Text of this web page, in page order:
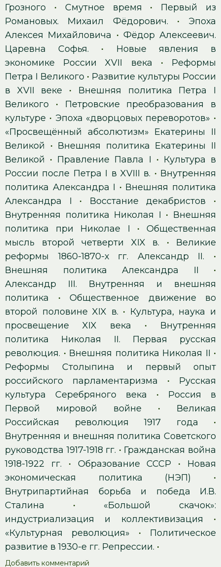
Грозного • Смутное время • Первый из
Романовых. Михаил Фёдорович. • Эпоха
Алексея Михайловича • Фёдор Алексеевич.
Царевна Софья. • Новые явления в
экономике России XVII века • Реформы
Петра I Великого • Развитие культуры России
в XVII веке • Внешняя политика Петра I
Великого • Петровские преобразования в
культуре • Эпоха «дворцовых переворотов» •
«Просвещённый абсолютизм» Екатерины II
Великой • Внешняя политика Екатерины II
Великой • Правление Павла I • Культура в
России после Петра I в XVIII в. • Внутренняя
политика Александра I • Внешняя политика
Александра I • Восстание декабристов •
Внутренняя политика Николая I • Внешняя
политика при Николае I •Общественная
мысль второй четверти XIX в. • Великие
реформы 1860-1870-х гг. Александр II. •
Внешняя политика Александра II •
Александр III. Внутренняя и внешняя
политика • Общественное движение во
второй половине XIX в. • Культура, наука и
просвещение XIX века • Внутренняя
политика Николая II. Первая русская
революция. • Внешняя политика Николая II •
Реформы Столыпина и первый опыт
российского парламентаризма • Русская
культура Серебряного века • Россия в
Первой мировой войне • Великая
Российская революция 1917 года •
Внутренняя и внешняя политика Советского
руководства 1917-1918 гг. • Гражданская война
1918-1922 гг. • Образование СССР • Новая
экономическая политика (НЭП)
•
Внутрипартийная борьба и победа И.В.
Сталина • «Большой скачок»:
индустриализация и коллективизация •
«Культурная революция» • Политическое
развитие в 1930-е гг. Репрессии. •
Добавить комментарий